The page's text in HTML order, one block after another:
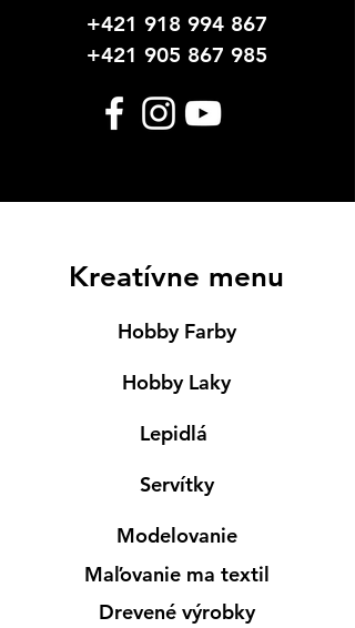
+421 918 994 867
+421 905 867 985
Kreatívne menu
Hobby Farby
Hobby Laky
Lepidlá
Servítky
Modelovanie
Maľovanie ma textil
Drevené výrobky